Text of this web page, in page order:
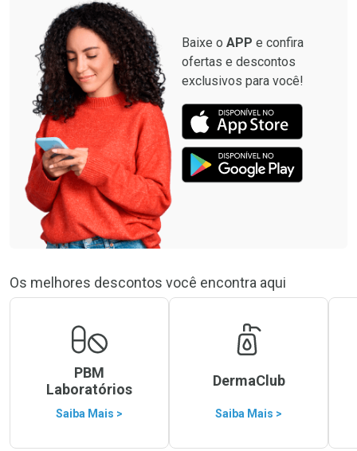
Baixe o APP e confira
ofertas e descontos
exclusivos para você!
Os melhores descontos você encontra aqui
PBM
Laboratórios
Saiba Mais >
DermaClub
Saiba Mais >